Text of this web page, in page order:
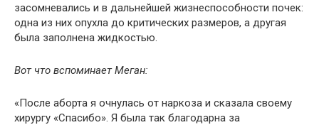
засомневались и в дальнейшей жизнеспособности почек:
одна из них опухла до критических размеров, а другая
была заполнена жидкостью.
Вот что вспоминает Меган:
«После аборта я очнулась от наркоза и сказала своему
хирургу «Спасибо». Я была так благодарна за